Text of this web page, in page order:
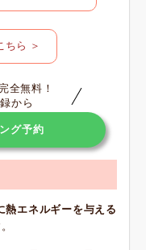
ちら ＞
全無料！
から
グ予約
熱エネルギーを与える